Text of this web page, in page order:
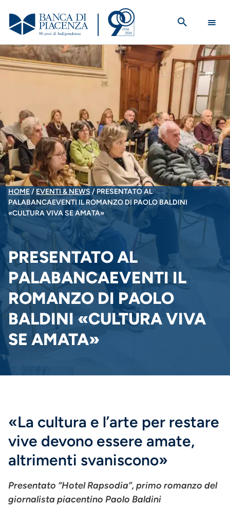
contenuto
principale
BRICIOLE
DI
PANE
HOME EVENTI & NEWS
PRESENTATO AL
PALABANCAEVENTI IL ROMANZO DI PAOLO BALDINI
«CULTURA VIVA SE AMATA»
PRESENTATO AL
PALABANCAEVENTI IL
ROMANZO DI PAOLO
BALDINI «CULTURA VIVA
SE AMATA»
«La cultura e l’arte per restare
vive devono essere amate,
altrimenti svaniscono»
Presentato “Hotel Rapsodia”, primo romanzo del
giornalista piacentino Paolo Baldini